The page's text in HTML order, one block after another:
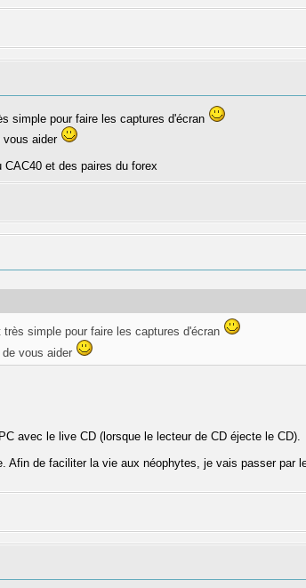
simple pour faire les captures d'écran
vous aider
et des paires du forex
simple pour faire les captures d'écran
vous aider
avec le live CD (lorsque le lecteur de CD éjecte le CD).
de faciliter la vie aux néophytes, je vais passer par